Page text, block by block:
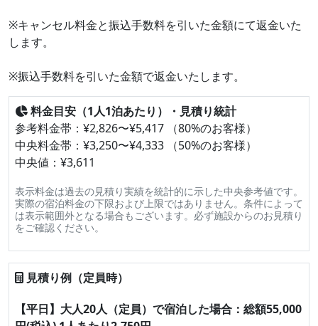
※キャンセル料金と振込手数料を引いた金額にて返金いた
します。
※振込手数料を引いた金額で返金いたします。
料金目安（1人1泊あたり）・見積り統計
参考料金帯：¥2,826〜¥5,417 （80%のお客様）
中央料金帯：¥3,250〜¥4,333 （50%のお客様）
中央値：¥3,611
表示料金は過去の見積り実績を統計的に示した中央参考値です。
実際の宿泊料金の下限および上限ではありません。条件によって
は表示範囲外となる場合もございます。必ず施設からのお見積り
をご確認ください。
見積り例（定員時）
【平日】大人20人（定員）で宿泊した場合：総額55,000